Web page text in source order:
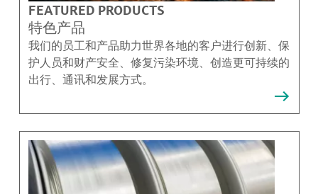
FEATURED PRODUCTS
特色产品
我们的员工和产品助力世界各地的客户进行创新、保
护人员和财产安全、修复污染环境、创造更可持续的
出行、通讯和发展方式。